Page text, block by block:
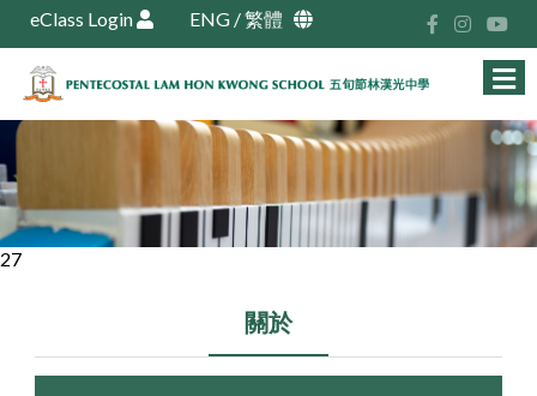
eClass Login ENG /繁體
27
關於